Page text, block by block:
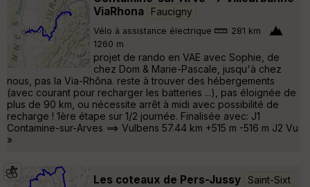
ViaRhona
Faucigny
Vélo à assistance électrique
281 km
1260 m
projet de rando en VAE avec Sophie, de
chez Dom & Marie-Pascale, jusqu'à chez
nous, pas la Via-Rhôna. reste à trouver des hébergements
(avec courant pour recharger les batteries ...), pas éloignée de
plus de 90 km, ou nécessite arrêt à midi avec possibilité de
recharge ! 1ère étape sur 1/2 journée. Finalisée avec: J1
Contamine-sur-Arves ==> Vulbens 57.44 km +515 m -516 m J2 Vu
»
Les coteaux de Pers-Jussy Saint-Sixt